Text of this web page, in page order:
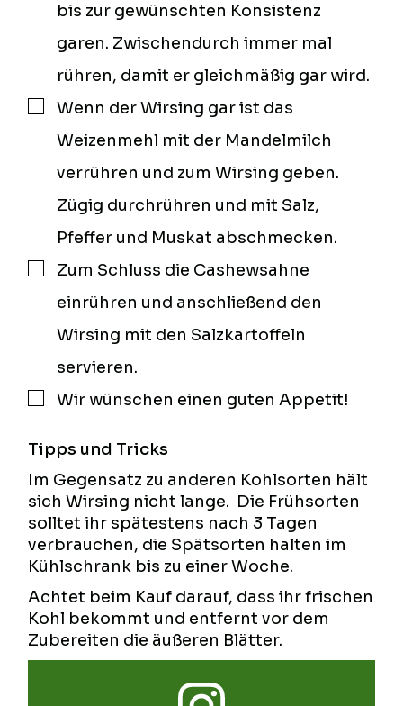
bis zur gewünschten Konsistenz
garen. Zwischendurch immer mal
rühren, damit er gleichmäßig gar wird.
▢
Wenn der Wirsing gar ist das
Weizenmehl mit der Mandelmilch
verrühren und zum Wirsing geben.
Zügig durchrühren und mit Salz,
Pfeffer und Muskat abschmecken.
▢
Zum Schluss die Cashewsahne
einrühren und anschließend den
Wirsing mit den Salzkartoffeln
servieren.
▢
Wir wünschen einen guten Appetit!
Tipps und Tricks
Im Gegensatz zu anderen Kohlsorten hält
sich Wirsing nicht lange. Die Frühsorten
solltet ihr spätestens nach 3 Tagen
verbrauchen, die Spätsorten halten im
Kühlschrank bis zu einer Woche.
Achtet beim Kauf darauf, dass ihr frischen
Kohl bekommt und entfernt vor dem
Zubereiten die äußeren Blätter.